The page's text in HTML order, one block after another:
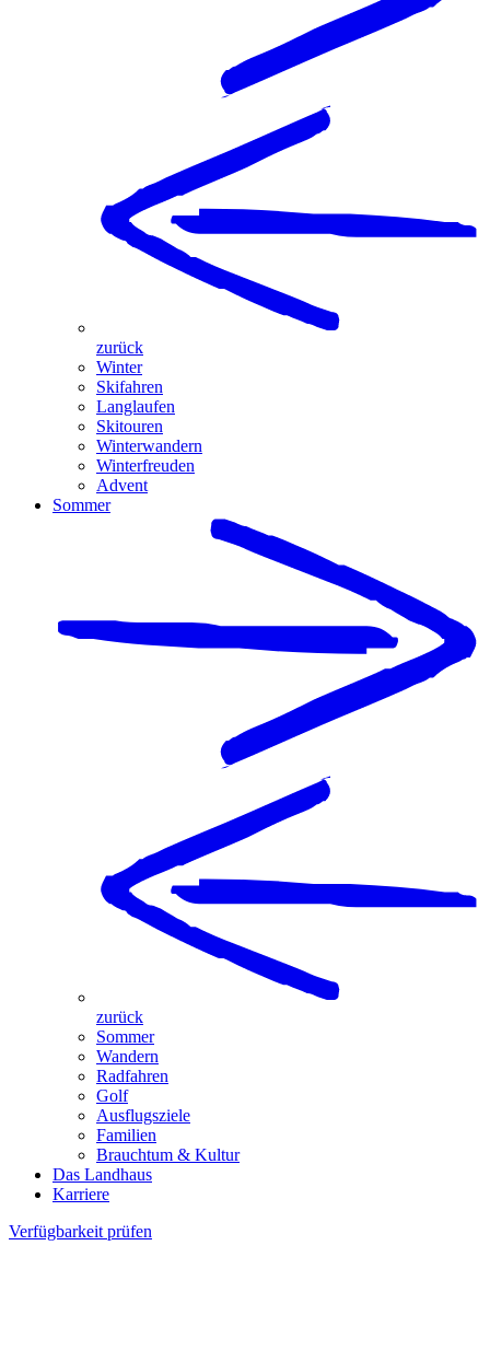
zurück
Winter
Skifahren
Langlaufen
Skitouren
Winterwandern
Winterfreuden
Advent
Sommer
zurück
Sommer
Wandern
Radfahren
Golf
Ausflugsziele
Familien
Brauchtum & Kultur
Das Landhaus
Karriere
Verfügbarkeit prüfen